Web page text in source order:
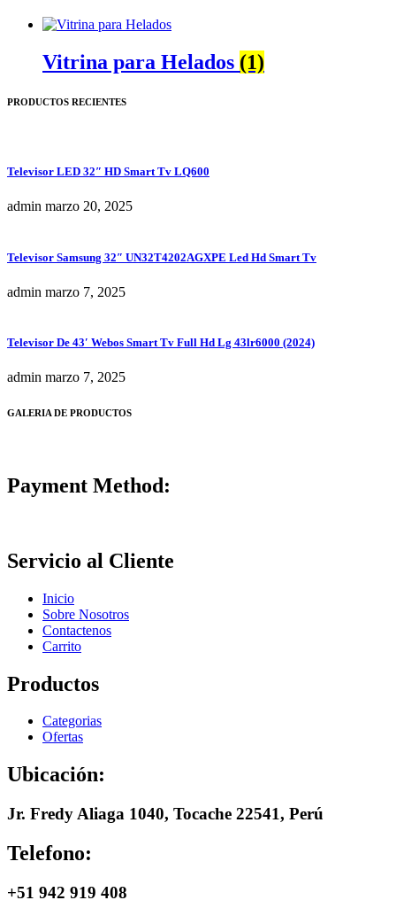
Vitrina para Helados (1)
PRODUCTOS RECIENTES
Televisor LED 32″ HD Smart Tv LQ600
admin marzo 20, 2025
Televisor Samsung 32″ UN32T4202AGXPE Led Hd Smart Tv
admin marzo 7, 2025
Televisor De 43′ Webos Smart Tv Full Hd Lg 43lr6000 (2024)
admin marzo 7, 2025
GALERIA DE PRODUCTOS
Payment Method:
Servicio al Cliente
Inicio
Sobre Nosotros
Contactenos
Carrito
Productos
Categorias
Ofertas
Ubicación:
Jr. Fredy Aliaga 1040, Tocache 22541, Perú
Telefono:
+51 942 919 408